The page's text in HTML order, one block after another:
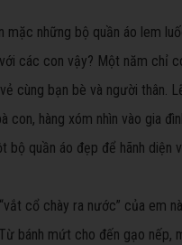
mặc những bộ quần áo lem
các con vậy? Một năm chỉ
cùng bạn bè và người thân.
con, hàng xóm nhìn vào gia
bộ quần áo đẹp để hãnh diện
cổ chày ra nước” của em
bánh mứt cho đến gạo nếp,